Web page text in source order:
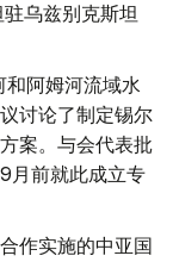
乌兹别克斯坦
阿姆河流域水
讨论了制定锡尔
案。与会代表批
月前就此成立专
作实施的中亚国